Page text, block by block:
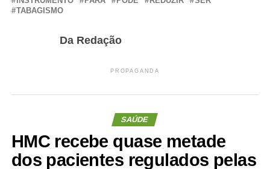
TABAGISMO
Da Redação
PROPAGANDA
SAÚDE
HMC recebe quase metade
dos pacientes regulados pelas